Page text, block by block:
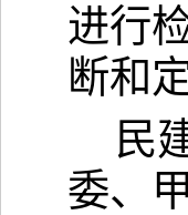
进行
断和
民
委、